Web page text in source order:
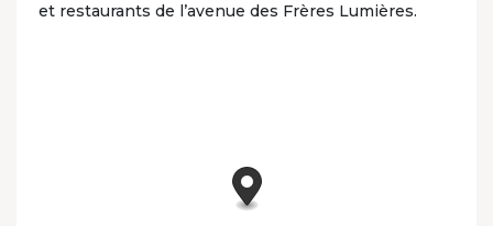
et restaurants de l’avenue des Frères Lumières.